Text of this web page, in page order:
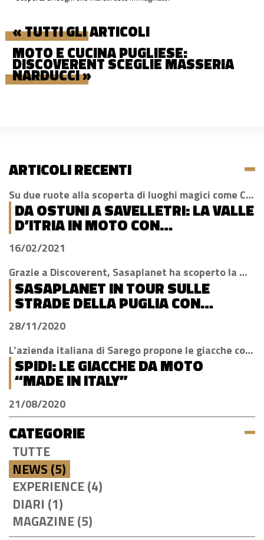
« TUTTI GLI ARTICOLI
MOTO E CUCINA PUGLIESE:
DISCOVERENT SCEGLIE MASSERIA
NARDUCCI »
ARTICOLI RECENTI
Su due ruote alla scoperta di luoghi magici come Cisternino, Locorotondo e Alberobello
DA OSTUNI A SAVELLETRI: LA VALLE
D’ITRIA IN MOTO CON
DISCOVERENT
16/02/2021
Grazie a Discoverent, Sasaplanet ha scoperto la magia della nostra amata regione
SASAPLANET IN TOUR SULLE
STRADE DELLA PUGLIA CON
DISCOVERENT
28/11/2020
L’azienda italiana di Sarego propone le giacche con la tecnologia H2Out, impermeabile, antivento e traspirante
SPIDI: LE GIACCHE DA MOTO
“MADE IN ITALY”
21/08/2020
CATEGORIE
TUTTE
NEWS (5)
EXPERIENCE (4)
DIARI (1)
MAGAZINE (5)